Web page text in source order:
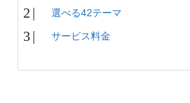
選べる42テーマ
サービス料金